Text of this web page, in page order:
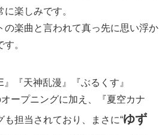
楽しみです。
の楽曲と言われて真っ先に思い浮か
。
』『天神乱漫』『ぶるくす』
ープニングに加え、『夏空カナ
も担当されており、まさに“ゆず